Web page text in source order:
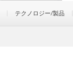
テクノロジー/製品